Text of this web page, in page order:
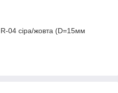
04 сіра/жовта (D=15мм